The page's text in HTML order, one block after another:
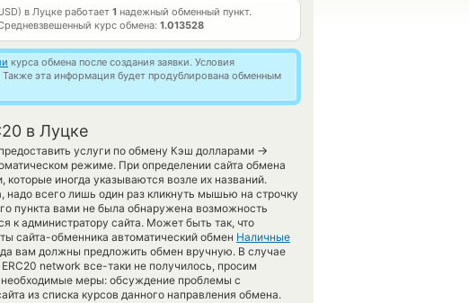
в Луцке работает 1 надежный обменный пункт.
курс обмена: 1.013528
курса обмена после создания заявки. Условия
эта информация будет продублирована обменным
в Луцке
услуги по обмену Кэш долларами →
режиме. При определении сайта обмена
иногда указываются возле их названий.
всего лишь один раз кликнуть мышью на строчку
пункта вами не была обнаружена возможность
к администратору сайта. Может быть так, что
сайта-обменника автоматический обмен Наличные
вам должны предложить обмен вручную. В случае
network все-таки не получилось, просим
меры: обсуждение проблемы с
из списка курсов данного направления обмена.